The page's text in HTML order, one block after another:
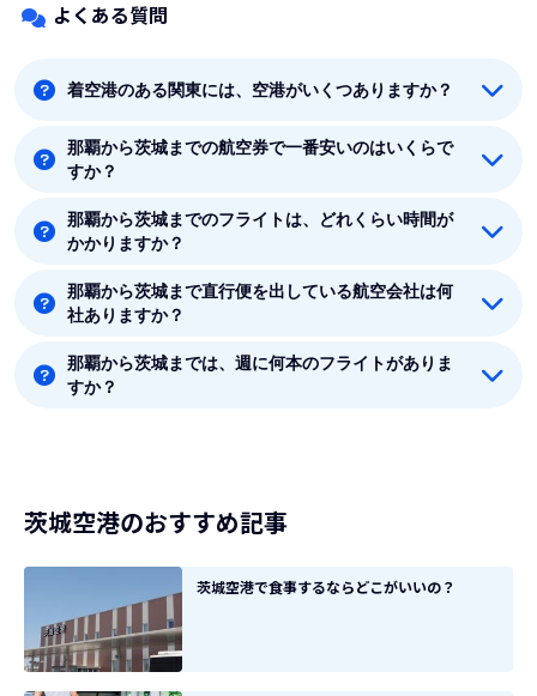
よくある質問
着空港のある関東には、空港がいくつありますか？
着空港のある関東には5つの空港があります。羽田、成
田、東京、八丈島、茨城です。
那覇から茨城までの航空券で一番安いのはいくらで
すか？
那覇から茨城までの最安値はスカイマーク(SKYMARK)の
8140円です。
那覇から茨城までのフライトは、どれくらい時間が
かかりますか？
那覇から茨城まで平均フライト時間は約2時間30分で
す。
那覇から茨城まで直行便を出している航空会社は何
社ありますか？
那覇から茨城まで直行便を出している航空会社は1社あ
ります。
那覇から茨城までは、週に何本のフライトがありま
すか？
茨城空港のおすすめ記事
茨城空港で食事するならどこがいいの？